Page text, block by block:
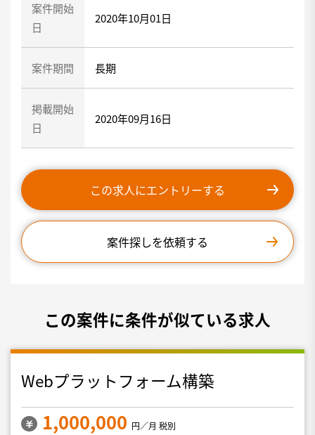
案件開始
日
2020年10月01日
案件期間 長期
掲載開始
日
2020年09月16日
この求人にエントリーする
案件探しを依頼する
この案件に条件が似ている求人
Webプラットフォーム構築
1,000,000 円／月 税別